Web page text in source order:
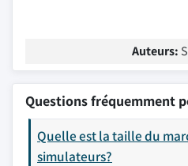
Auteurs:
Questions fréquemment
Quelle est la taille du
simulateurs?